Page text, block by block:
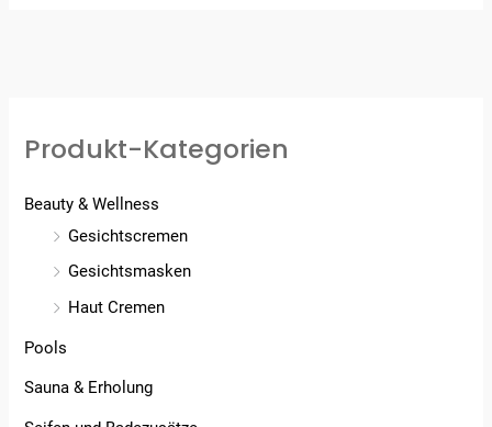
Produkt-Kategorien
Beauty & Wellness
Gesichtscremen
Gesichtsmasken
Haut Cremen
Pools
Sauna & Erholung